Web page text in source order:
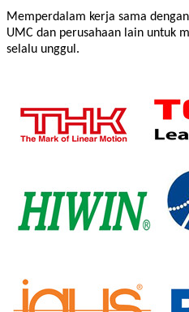
Memperdalam kerja sama dengan
UMC dan perusahaan lain untuk
selalu unggul.